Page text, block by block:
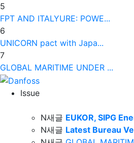
5
FPT AND ITALYURE: POWE...
6
UNICORN pact with Japa...
7
GLOBAL MARITIME UNDER ...
Issue
N새글 EUKOR, SIPG
N새글 Latest Bureau